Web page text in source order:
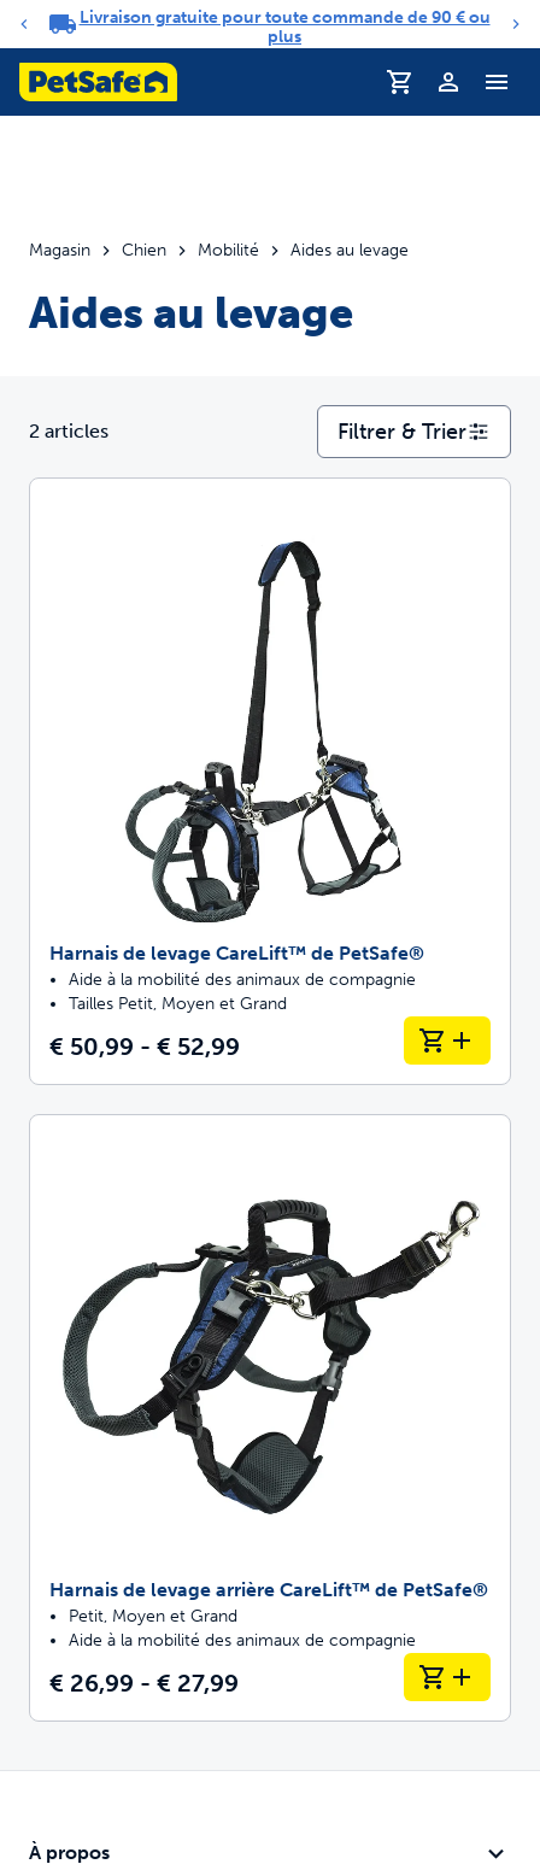
Carrousel de notifications
Livraison gratuite pour toute commande de 90 € ou
plus
Profil
Magasin Chien Mobilité Aides au levage
Aides au levage
2 articles Filtrer & Trier
Harnais de levage CareLift™ de PetSafe®
Aide à la mobilité des animaux de compagnie
Tailles Petit, Moyen et Grand
€ 50,99 - € 52,99
Harnais de levage arrière CareLift™ de PetSafe®
Petit, Moyen et Grand
Aide à la mobilité des animaux de compagnie
€ 26,99 - € 27,99
À propos